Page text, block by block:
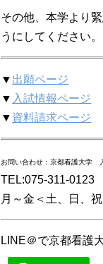
その他、本学より
うにしてください。
▼ 出願ページ
▼ 入試情報ページ
▼ 資料請求ページ
お問い合わせ：京都看護大学
TEL:075-311-0123
月～金＜土、日、
LINE＠で京都看護